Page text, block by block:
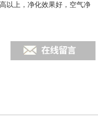
以上，净化效果好，空气净